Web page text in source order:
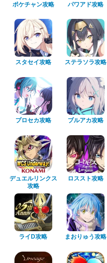
ポケチャン攻略 パワアド攻略
スタセイ攻略 ステラソラ攻略
プロセカ攻略 ブルアカ攻略
デュエルリンクス
攻略
ロススト攻略
ライD攻略 まおりゅう攻略